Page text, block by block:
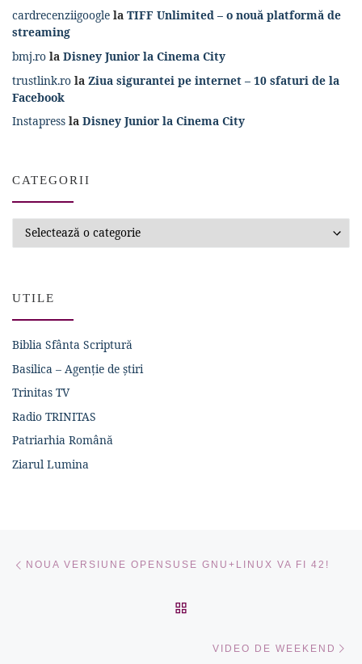
cardrecenziigoogle la TIFF Unlimited – o nouă platformă de
streaming
bmj.ro la Disney Junior la Cinema City
trustlink.ro la Ziua sigurantei pe internet – 10 sfaturi de la
Facebook
Instapress la Disney Junior la Cinema City
CATEGORII
UTILE
Biblia Sfânta Scriptură
Basilica – Agenție de știri
Trinitas TV
Radio TRINITAS
Patriarhia Română
Ziarul Lumina
NOUA VERSIUNE OPENSUSE GNU+LINUX VA FI 42!
VIDEO DE WEEKEND